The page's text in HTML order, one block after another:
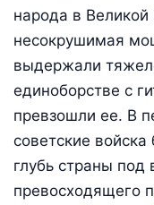
народа в
несокрушимая
выдержали
единоборстве с
превзошли ее. В
советские
глубь страны под
превосходящего